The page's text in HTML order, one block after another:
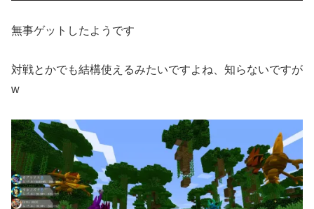
無事ゲットしたようです
対戦とかでも結構使えるみたいですよね、知らないですが
w